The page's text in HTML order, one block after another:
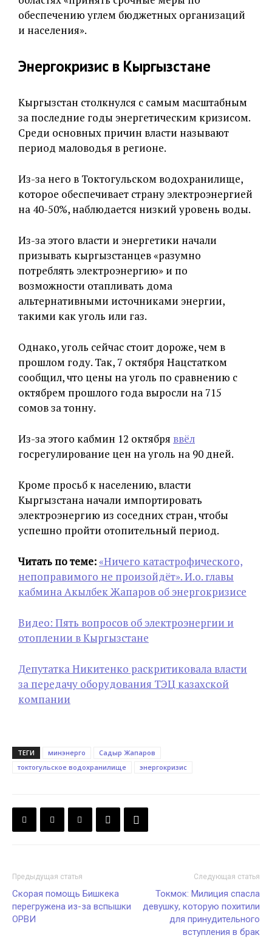
обеспечению углем бюджетных организаций
и населения».
Энергокризис в Кыргызстане
Кыргызстан столкнулся с самым масштабным
за последние годы энергетическим кризисом.
Среди основных причин власти называют
период маловодья в регионе.
Из-за него в Токтогульском водохранилище,
которое обеспечивает страну электроэнергией
на 40-50%, наблюдается низкий уровень воды.
Из-за этого власти и энергетики начали
призывать кыргызстанцев «разумно
потреблять электроэнергию» и по
возможности отапливать дома
альтернативными источниками энергии,
такими как уголь или газ.
Однако, уголь сейчас стоит дороже, чем в
прошлом году. Так, 7 октября Нацстатком
сообщил, что цены на уголь по сравнению с
октябрем прошлого года выросли на 715
сомов за тонну.
Из-за этого кабмин 12 октября ввёл
госрегулирование цен на уголь на 90 дней.
Кроме просьб к населению, власти
Кыргызстана начали импортировать
электроэнергию из соседних стран, чтобы
успешно пройти отопительный период.
Читать по теме:«Ничего катастрофического,
непоправимого не произойдёт». И.о. главы
кабмина Акылбек Жапаров об энергокризисе
Видео: Пять вопросов об электроэнергии и
отоплении в Кыргызстане
Депутатка Никитенко раскритиковала власти
за передачу оборудования ТЭЦ казахской
компании
ТЕГИ минэнерго
Садыр Жапаров
токтогульское водохранилище
энергокризис
Предыдущая статья
Скорая помощь Бишкека
перегружена из-за вспышки
ОРВИ
Следующая статья
Токмок: Милиция спасла
девушку, которую похитили
для принудительного
вступления в брак